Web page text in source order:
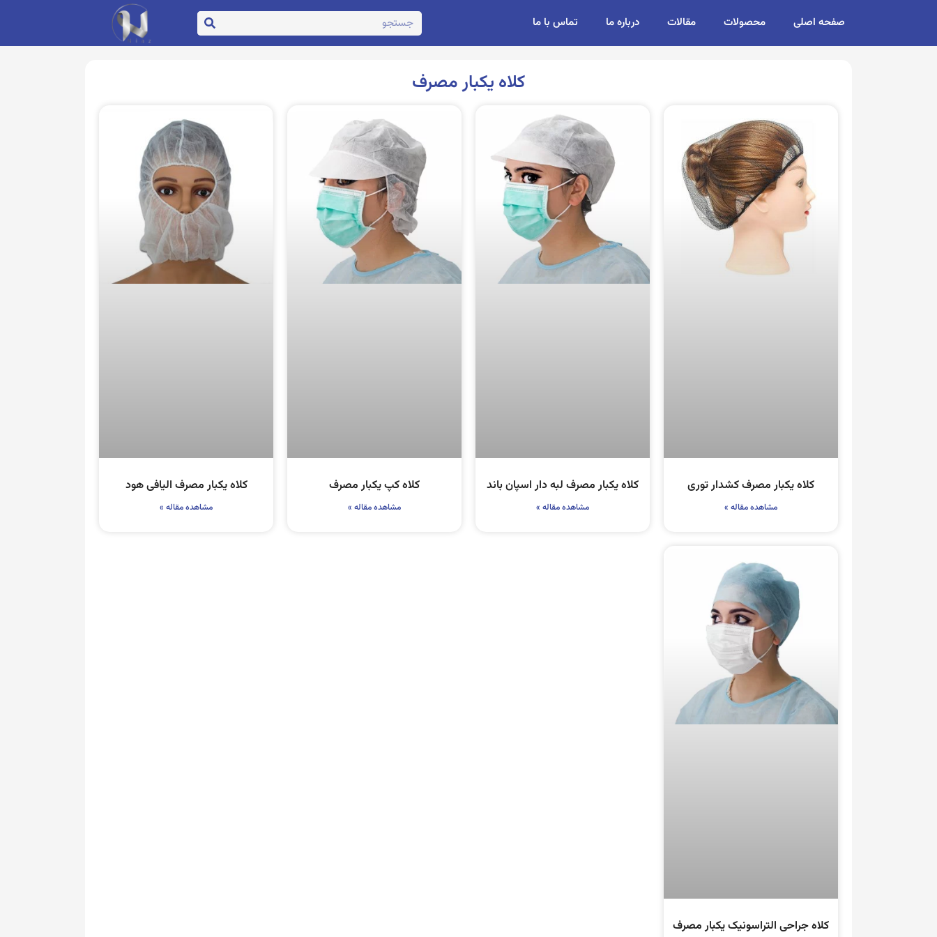
صفحه اصلی محصولات مقالات درباره ما تماس با ما
کلاه یکبار مصرف
کلاه یکبار مصرف کشدار توری
مشاهده مقاله »
کلاه یکبار مصرف لبه دار اسپان باند
مشاهده مقاله »
کلاه کپ یکبار مصرف
مشاهده مقاله »
کلاه یکبار مصرف الیافی هود
مشاهده مقاله »
کلاه جراحی التراسونیک یکبار مصرف